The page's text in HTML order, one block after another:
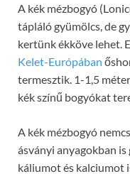
A kék mézbogyó
tápláló gyümölcs, de
kertünk ékköve lehet.
Kelet-Európában
termesztik. 1-1,5
kék színű bogyókat
A kék mézbogyó
ásványi anyagokban
káliumot és kalciumot